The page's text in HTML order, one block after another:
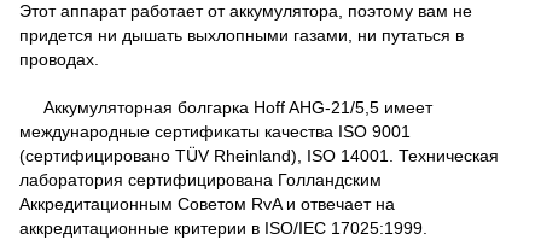
Этот аппарат работает от аккумулятора, поэтому вам не
придется ни дышать выхлопными газами, ни путаться в
проводах.
Аккумуляторная болгарка Hoff AHG-21/5,5 имеет
международные сертификаты качества ISO 9001
(сертифицировано TÜV Rheinland), ISO 14001. Техническая
лаборатория сертифицирована Голландским
Аккредитационным Советом RvA и отвечает на
аккредитационные критерии в ISO/IEC 17025:1999.